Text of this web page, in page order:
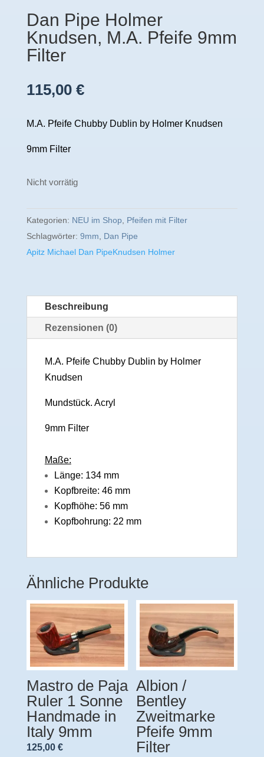
Dan Pipe Holmer
Knudsen, M.A. Pfeife 9mm
Filter
115,00 €
M.A. Pfeife Chubby Dublin by Holmer Knudsen
9mm Filter
Nicht vorrätig
Kategorien: NEU im Shop, Pfeifen mit Filter
Schlagwörter: 9mm, Dan Pipe
Apitz Michael Dan PipeKnudsen Holmer
Beschreibung
Rezensionen (0)
M.A. Pfeife Chubby Dublin by Holmer
Knudsen
Mundstück. Acryl
9mm Filter
Maße:
Länge: 134 mm
Kopfbreite: 46 mm
Kopfhöhe: 56 mm
Kopfbohrung: 22 mm
Ähnliche Produkte
Mastro de Paja
Ruler 1 Sonne
Handmade in
Italy 9mm
125,00 €
Albion /
Bentley
Zweitmarke
Pfeife 9mm
Filter